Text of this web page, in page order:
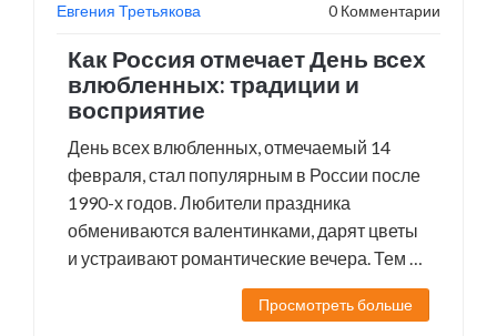
Евгения Третьякова 0 Комментарии
Как Россия отмечает День всех
влюбленных: традиции и
восприятие
День всех влюбленных, отмечаемый 14
февраля, стал популярным в России после
1990-х годов. Любители праздника
обмениваются валентинками, дарят цветы
и устраивают романтические вечера. Тем не
менее, 55% россиян считают его
иностранным, а Русская православная
Просмотреть больше